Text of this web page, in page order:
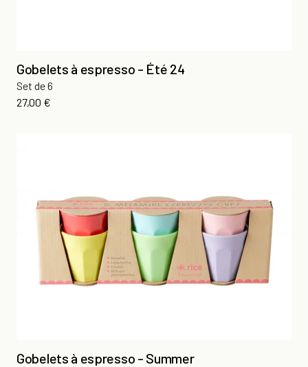
Gobelets à espresso - Été 24
Set de 6
Prix
27,00 €
Gobelets à espresso - Summer